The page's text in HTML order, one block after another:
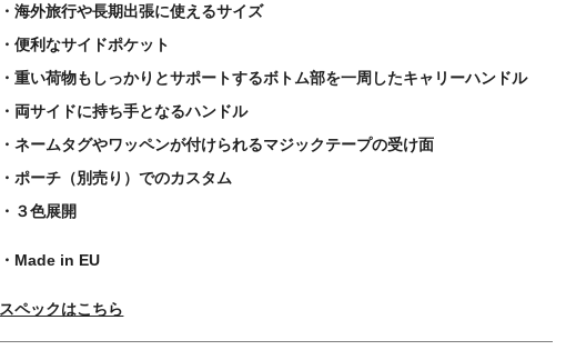
・海外旅行や長期出張に使えるサイズ
・便利なサイドポケット
・重い荷物もしっかりとサポートするボトム部を一周したキャリーハンドル
・両サイドに持ち手となるハンドル
・ネームタグやワッペンが付けられるマジックテープの受け面
・ポーチ（別売り）でのカスタム
・３色展開
・Made in EU
スペックはこちら